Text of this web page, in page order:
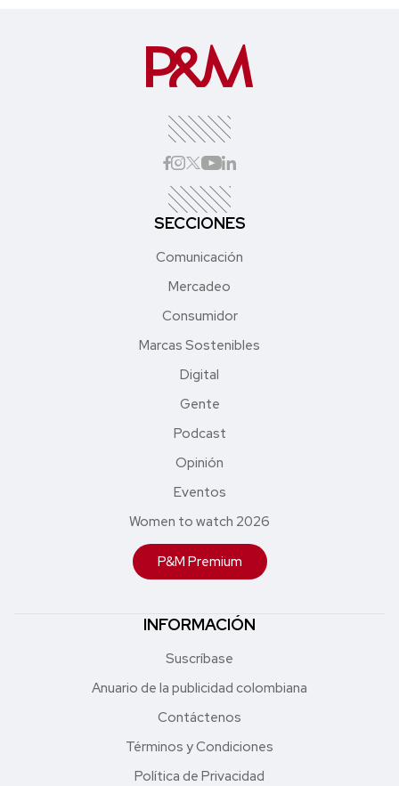
SECCIONES
Comunicación
Mercadeo
Consumidor
Marcas Sostenibles
Digital
Gente
Podcast
Opinión
Eventos
Women to watch 2026
P&M Premium
INFORMACIÓN
Suscríbase
Anuario de la publicidad colombiana
Contáctenos
Términos y Condiciones
Política de Privacidad